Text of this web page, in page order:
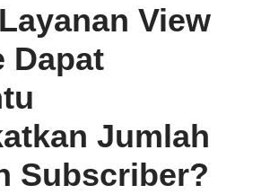
View
Dapat
Jumlah
Subscriber?